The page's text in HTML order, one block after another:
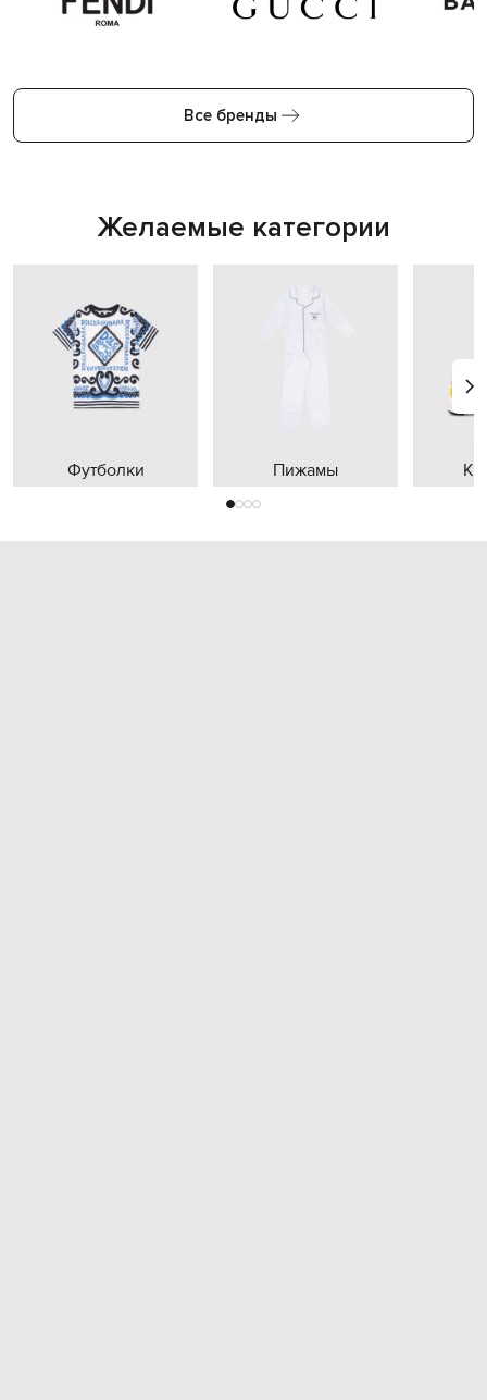
Все бренды
Желаемые категории
Футболки Пижамы